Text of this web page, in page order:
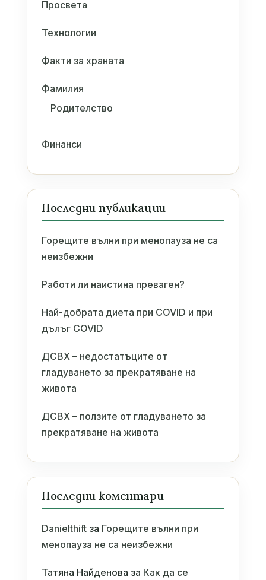
Просвета
Технологии
Факти за храната
Фамилия
Родителство
Финанси
Последни публикации
Горещите вълни при менопауза не са
неизбежни
Работи ли наистина преваген?
Най-добрата диета при COVID и при
дълъг COVID
ДСВХ – недостатъците от
гладуването за прекратяване на
живота
ДСВХ – ползите от гладуването за
прекратяване на живота
Последни коментари
Danielthiftза Горещите вълни при
менопауза не са неизбежни
Татяна Найденова за Как да се